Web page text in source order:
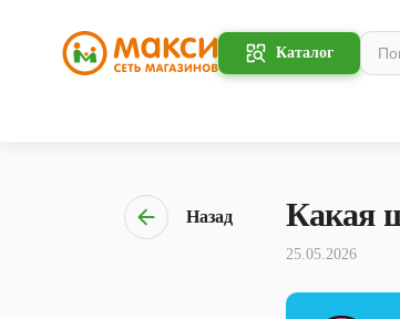
Каталог
Назад Какая
25.05.2026